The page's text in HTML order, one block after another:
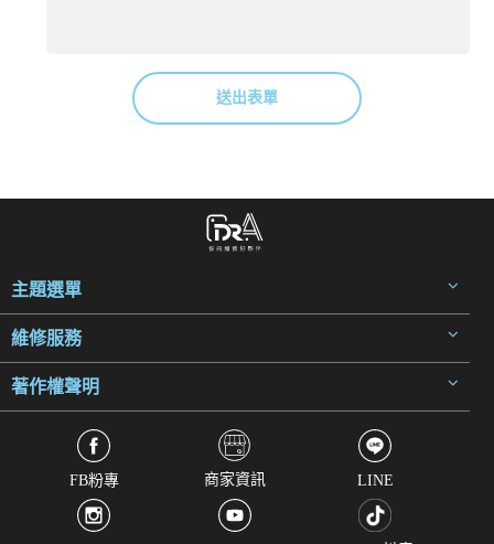
送出表單
主題選單
維修服務
著作權聲明
FB粉專 商家資訊 LINE